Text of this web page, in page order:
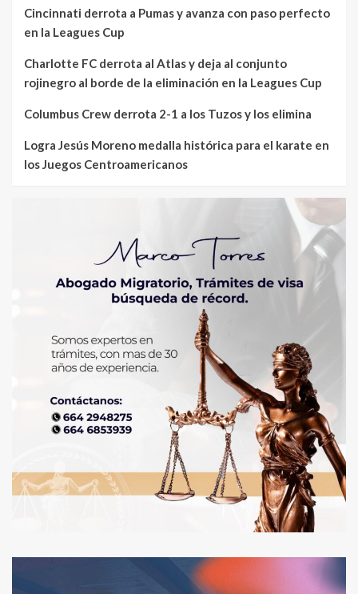
Cincinnati derrota a Pumas y avanza con paso perfecto
en la Leagues Cup
Charlotte FC derrota al Atlas y deja al conjunto
rojinegro al borde de la eliminación en la Leagues Cup
Columbus Crew derrota 2-1 a los Tuzos y los elimina
Logra Jesús Moreno medalla histórica para el karate en
los Juegos Centroamericanos